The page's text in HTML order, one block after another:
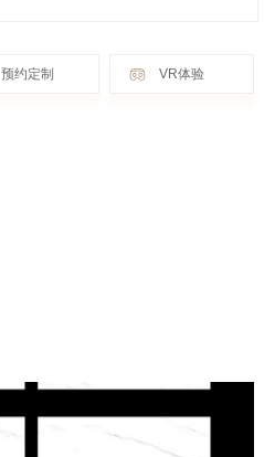
预约定制 VR体验